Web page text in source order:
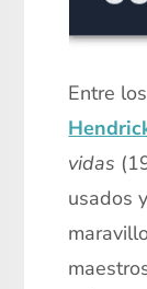
Entre
vidas
usados